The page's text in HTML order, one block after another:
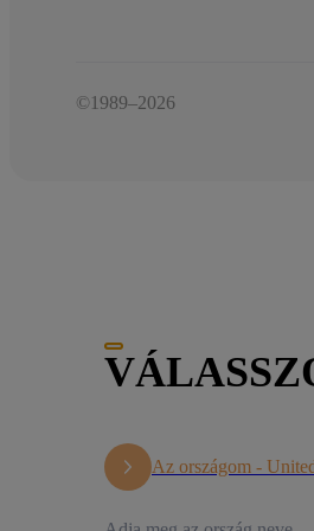
©1989–2026
Az országom -